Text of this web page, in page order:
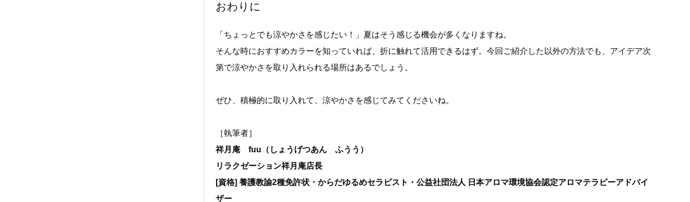
おわりに
「ちょっとでも涼やかさを感じたい！」夏はそう感じる機会が多くなりますね。
そんな時におすすめカラーを知っていれば、折に触れて活用できるはず。今回ご紹介した以外の方法でも、アイデア次
第で涼やかさを取り入れられる場所はあるでしょう。
ぜひ、積極的に取り入れて、涼やかさを感じてみてくださいね。
［執筆者］
祥月庵 fuu（しょうげつあん ふうう）
リラクゼーション祥月庵店長
[資格] 養護教諭2種免許状・からだゆるめセラピスト・公益社団法人 日本アロマ環境協会認定アロマテラピーアドバイ
ザー